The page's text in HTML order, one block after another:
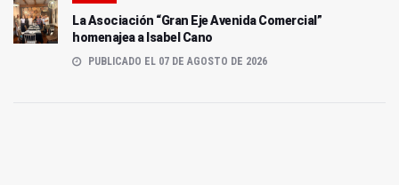
La Asociación “Gran Eje Avenida Comercial”
homenajea a Isabel Cano
PUBLICADO EL 07 DE AGOSTO DE 2026